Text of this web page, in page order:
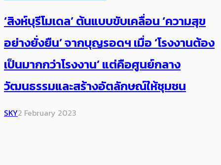
‘สิงห์บุรีโมเดล’ ต้นแบบขับเคลื่อน ‘ความสุข
อย่างยั่งยืน’ จากบุญรอดฯ เมื่อ ‘โรงงานต้อง
เป็นมากกว่าโรงงาน’ แต่คือศูนย์กลาง
วัฒนธรรมและสร้างอัตลักษณ์ให้ชุมชน
SKY2 February 2023